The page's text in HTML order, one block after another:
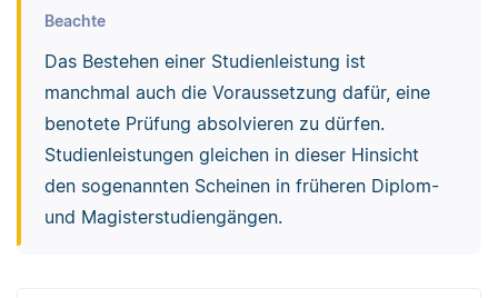
Beachte
Das Bestehen einer Studienleistung ist
manchmal auch die Voraussetzung dafür, eine
benotete Prüfung absolvieren zu dürfen.
Studienleistungen gleichen in dieser Hinsicht
den sogenannten Scheinen in früheren Diplom-
und Magisterstudiengängen.